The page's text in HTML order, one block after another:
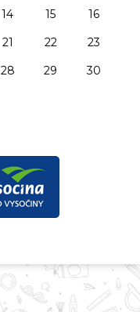
14 15
16
21 22
23
28 29
30